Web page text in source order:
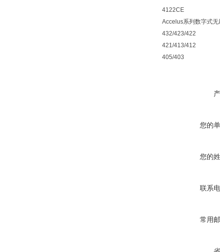
4122CE
Accelus系列数字式
432/423/422
421/413/412
405/403
您的
您的
联系
常用